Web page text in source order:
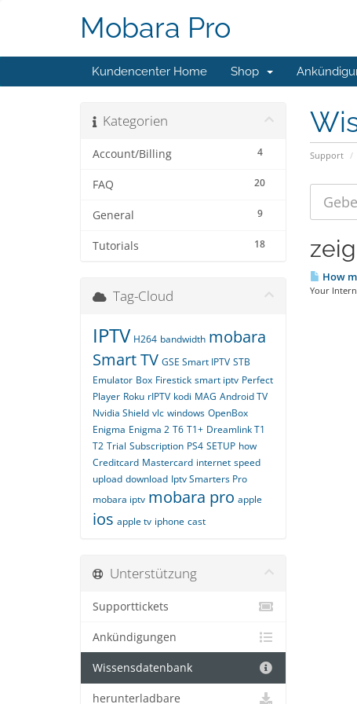
Mobara Pro
Kundencenter Home Shop
Support
Kategorien
4
Account/Billing
20
FAQ
9
General
18
Tutorials
How
Your
Tag-Cloud
IPTV H264 bandwidth mobara
Smart TV GSE Smart IPTV STB
Emulator Box Firestick smart iptv Perfect
Player Roku rIPTV kodi MAG Android TV
Nvidia Shield vlc windows OpenBox
Enigma Enigma 2 T6 T1+ Dreamlink T1
T2 Trial Subscription PS4 SETUP how
Creditcard Mastercard internet speed
upload download Iptv Smarters Pro
mobara iptv mobara pro apple
ios apple tv iphone cast
Unterstützung
Supporttickets
Ankündigungen
Wissensdatenbank
herunterladbare